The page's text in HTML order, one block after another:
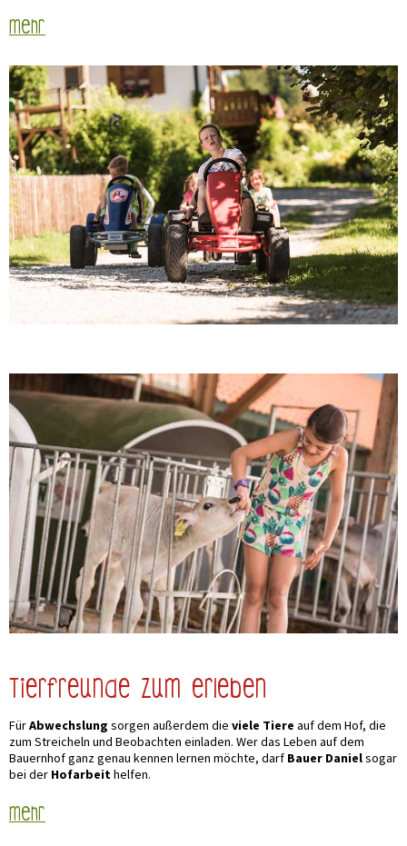
mehr
Tierfreunde zum erleben
FürAbwechslung sorgen außerdem die viele Tiere auf dem Hof, die
zum Streicheln und Beobachten einladen. Wer das Leben auf dem
Bauernhof ganz genau kennen lernen möchte, darf Bauer Danielsogar
bei der Hofarbeithelfen.
mehr